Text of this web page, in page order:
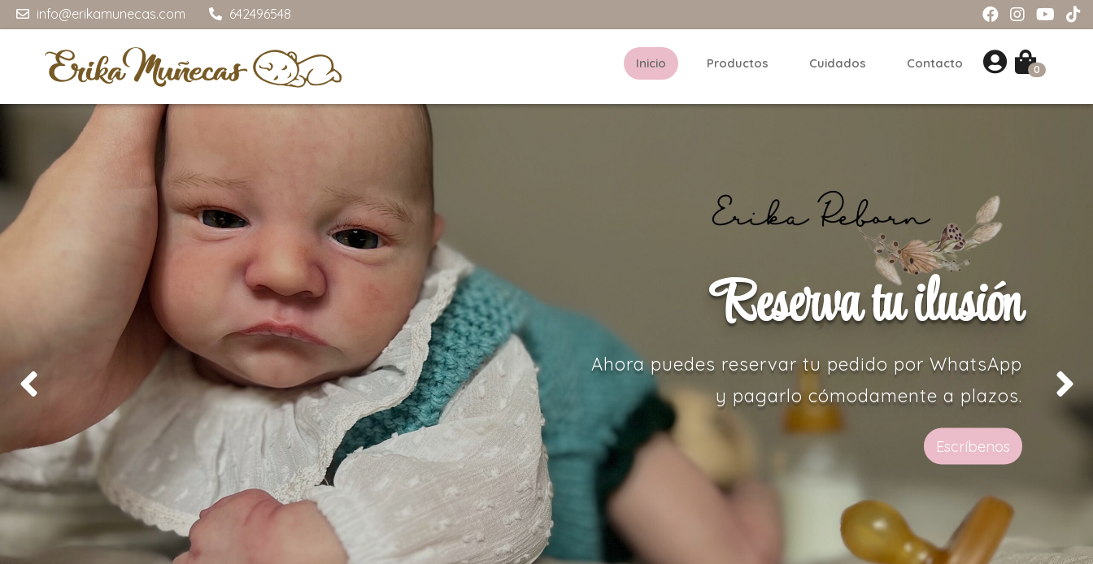
info@erikamunecas.com 642496548
0
Inicio Productos Cuidados Contacto
Reserva tu ilusión
Ahora puedes reservar tu pedido por WhatsApp
y pagarlo cómodamente a plazos.
Escríbenos